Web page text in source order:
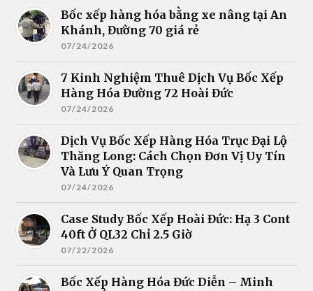
Bốc xếp hàng hóa bằng xe nâng tại An
Khánh, Đường 70 giá rẻ
07/24/2026
7 Kinh Nghiệm Thuê Dịch Vụ Bốc Xếp
Hàng Hóa Đường 72 Hoài Đức
07/24/2026
Dịch Vụ Bốc Xếp Hàng Hóa Trục Đại Lộ
Thăng Long: Cách Chọn Đơn Vị Uy Tín
Và Lưu Ý Quan Trọng
07/24/2026
Case Study Bốc Xếp Hoài Đức: Hạ 3 Cont
40ft Ở QL32 Chỉ 2.5 Giờ
07/22/2026
Bốc Xếp Hàng Hóa Đức Diễn – Minh